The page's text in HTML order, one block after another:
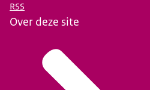
RSS
Over deze site